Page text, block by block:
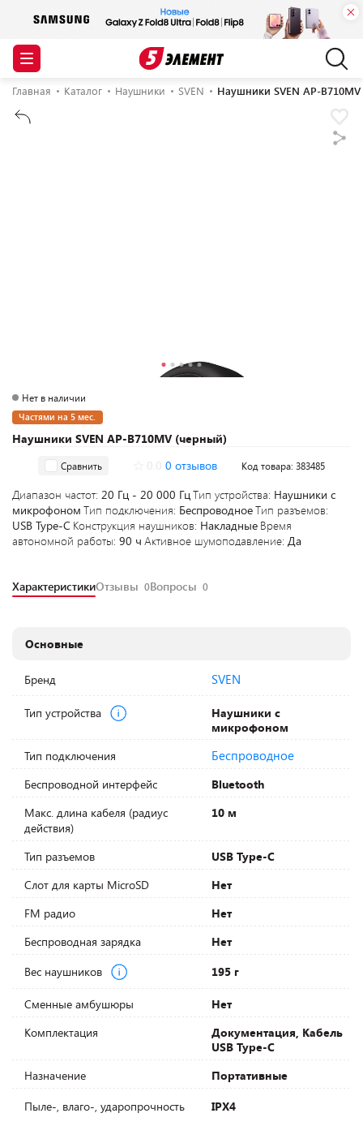
Главная Каталог Наушники SVEN Наушники SVEN AP-
Наушники SVEN AP-B710MV (черный)
Нет в наличии
Частями на 5 мес.
Сравнить 0 отзывов Код товара: 383485
Диапазон частот: 20 Гц - 20 000 ГцТип устройства: Наушники с
микрофоном Тип подключения: БеспроводноеТип разъемов:
USB Type-C Конструкция наушников: Накладные Время
автономной работы: 90 ч Активное шумоподавление: Да
ХарактеристикиОтзывы 0Вопросы 0
Основные
Бренд SVEN
Тип устройства
Наушники с
микрофоном
Тип подключения
Беспроводное
Беспроводной интерфейс
Bluetooth
Макс. длина кабеля (радиус
действия)
10 м
Тип разъемов
USB Type-C
Слот для карты MicroSD
Нет
FM радио
Нет
Беспроводная зарядка
Нет
Вес наушников
195 г
Сменные амбушюры
Нет
Комплектация
Документация, Кабель
USB Type-C
Назначение
Портативные
Пыле-, влаго-, ударопрочность
IPX4